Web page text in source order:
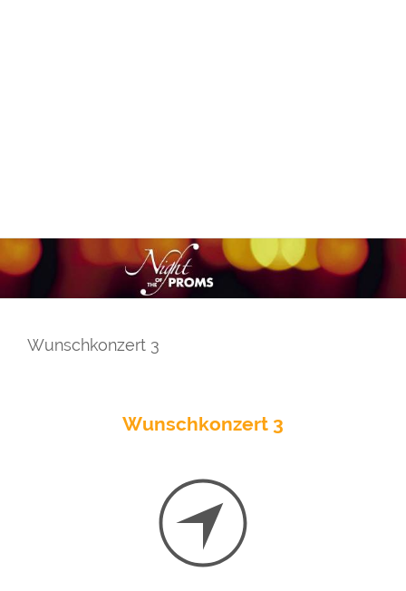
Wunschkonzert 3
Wunschkonzert 3